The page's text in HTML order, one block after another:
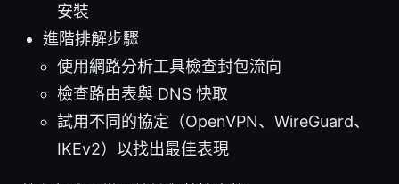
安裝
進階排解步驟
使用網路分析工具檢查封包流向
檢查路由表與 DNS 快取
試用不同的協定（OpenVPN、WireGuard、
IKEv2）以找出最佳表現